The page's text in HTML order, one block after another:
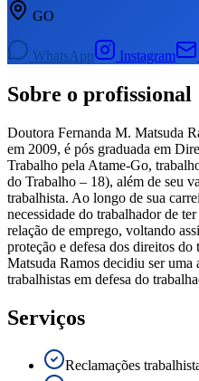
GO
WhatsApp Instagram
Sobre o profissional
Doutora Fernanda M. Matsuda
em 2009, é pós graduada em
Trabalho pela Atame-Go,
do Trabalho – 18), além de seu
trabalhista. Ao longo de sua
necessidade do trabalhador de
relação de emprego, voltando
proteção e defesa dos direitos
Matsuda Ramos decidiu ser uma
trabalhistas em defesa do
Serviços
Reclamações